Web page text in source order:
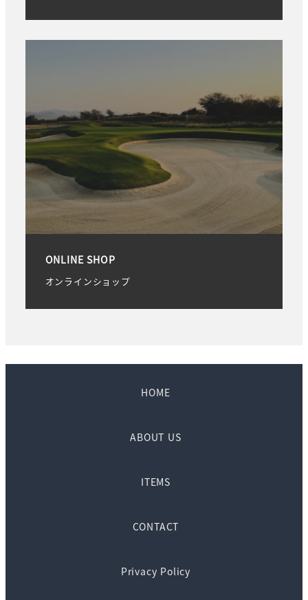
ONLINE SHOP
オンラインショップ
HOME
ABOUT US
ITEMS
CONTACT
Privacy Policy